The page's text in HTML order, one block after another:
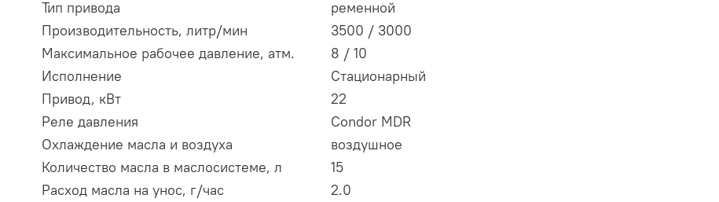
Тип привода
ременной
Производительность, литр/мин
3500 / 3000
Максимальное рабочее давление, атм.
8 / 10
Исполнение
Стационарный
Привод, кВт
22
Реле давления
Condor MDR
Охлаждение масла и воздуха
воздушное
Количество масла в маслосистеме, л
15
Расход масла на унос, г/час
2.0